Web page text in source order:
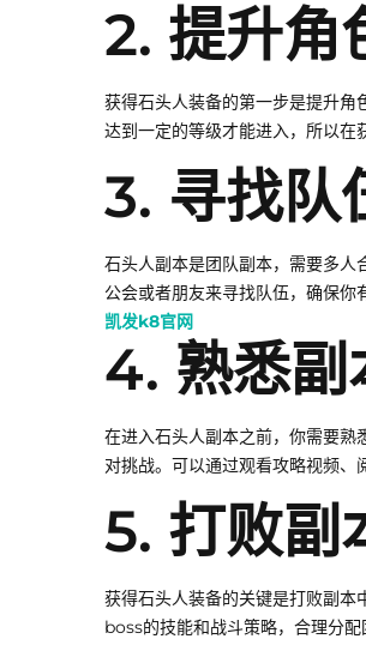
2. 提升角
获得石头人装备的第一步是提升角
达到一定的等级才能进入，所以在
3. 寻找队
石头人副本是团队副本，需要多人
公会或者朋友来寻找队伍，确保你
凯发k8官网
4. 熟悉副
在进入石头人副本之前，你需要
对挑战。可以通过观看攻略视频、
5. 打败
获得石头人装备的关键是打败副
boss的技能和战斗策略，合理分